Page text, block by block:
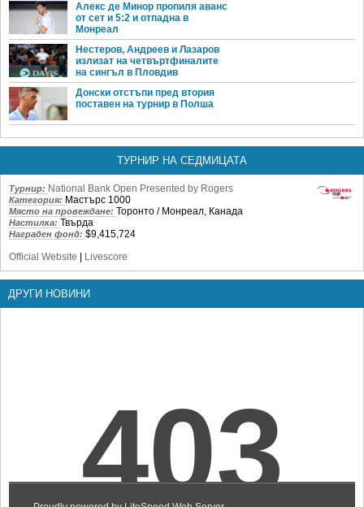
Алекс де Минор пропиля аванс
от сет и 5:2 и отпадна в
Монреал
Нестеров, Андреев и Лазаров
излизат на четвъртфиналите
на сингъл в Пловдив
Донски отстъпи пред втория
поставен на турнир в Полша
ТУРНИР НА СЕДМИЦАТА
Турнир: National Bank Open Presented by Rogers
Категория: Мастърс 1000
Място на провеждане: Торонто / Монреал, Канада
Настилка: Твърда
Награден фонд: $9,415,724
Official Website | Livescore
ДРУГИ НОВИНИ